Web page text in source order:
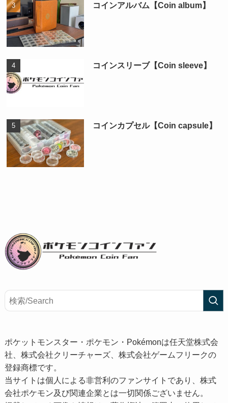
コインアルバム【Coin album】
コインスリーブ【Coin sleeve】
コインカプセル【Coin capsule】
ポケットモンスター・ポケモン・Pokémonは任天堂株式会
社、株式会社クリーチャーズ、株式会社ゲームフリークの
登録商標です。
当サイトは個人による非営利のファンサイトであり、株式
会社ポケモン及び関連企業とは一切関係ございません。